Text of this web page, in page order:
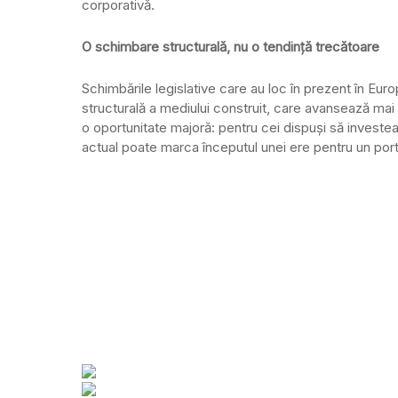
corporativă.
O schimbare structurală, nu o tendință trecătoare
Schimbările legislative care au loc în prezent în
structurală a mediului construit, care avansează
o oportunitate majoră: pentru cei dispuși să
actual poate marca începutul unei ere pentru un